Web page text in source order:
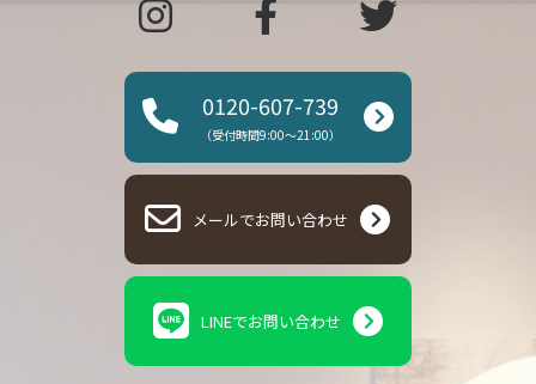
0120-607-739
（受付時間9:00～21:00）
メールでお問い合わせ
LINEでお問い合わせ